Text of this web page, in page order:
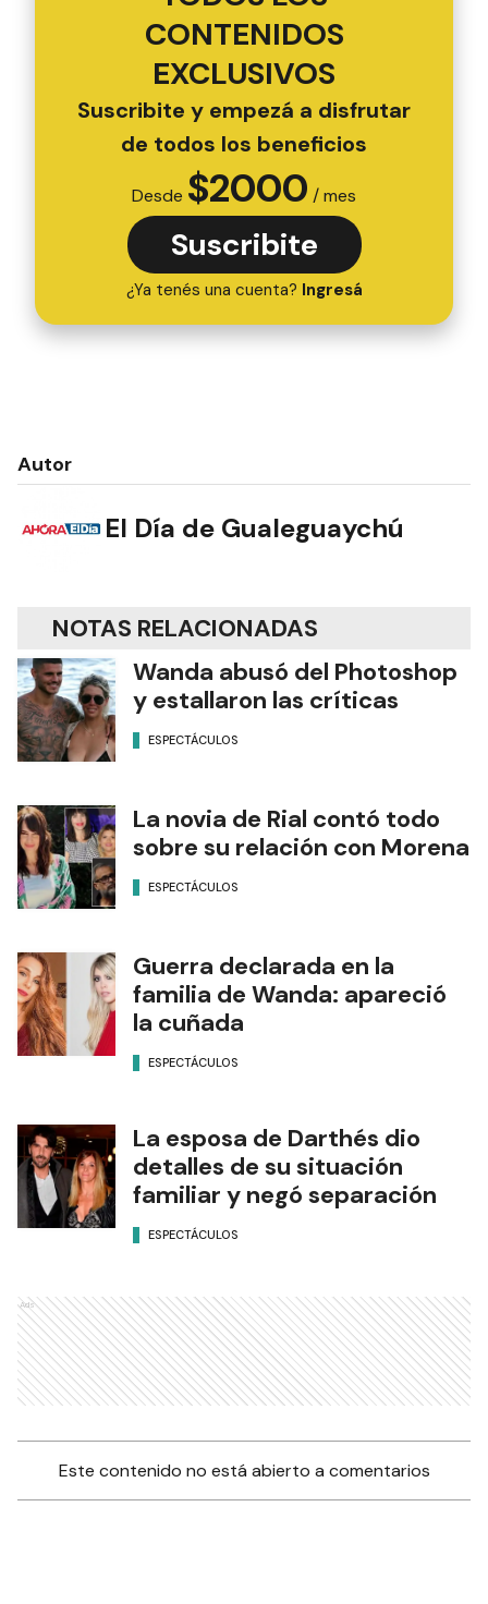
CONTENIDOS
EXCLUSIVOS
Suscribite y empezá a disfrutar
de todos los beneficios
Desde $2000 / mes
Suscribite
¿Ya tenés una cuenta? Ingresá
Autor
El Día de Gualeguaychú
NOTAS RELACIONADAS
Wanda abusó del Photoshop
y estallaron las críticas
ESPECTÁCULOS
La novia de Rial contó todo
sobre su relación con Morena
ESPECTÁCULOS
Guerra declarada en la
familia de Wanda: apareció
la cuñada
ESPECTÁCULOS
La esposa de Darthés dio
detalles de su situación
familiar y negó separación
ESPECTÁCULOS
Ads
Este contenido no está abierto a comentarios